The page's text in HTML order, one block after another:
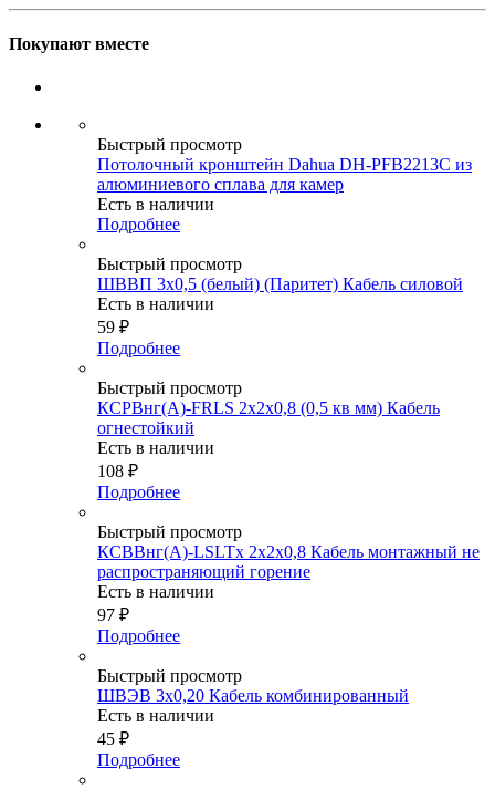
Покупают вместе
Быстрый просмотр
Потолочный кронштейн Dahua DH-PFB2213C из
алюминиевого сплава для камер
Есть в наличии
Подробнее
Быстрый просмотр
ШВВП 3х0,5 (белый) (Паритет) Кабель силовой
Есть в наличии
59 ₽
Подробнее
Быстрый просмотр
КСРВнг(А)-FRLS 2х2х0,8 (0,5 кв мм) Кабель
огнестойкий
Есть в наличии
108 ₽
Подробнее
Быстрый просмотр
КСВВнг(А)-LSLTx 2х2х0,8 Кабель монтажный не
распространяющий горение
Есть в наличии
97 ₽
Подробнее
Быстрый просмотр
ШВЭВ 3х0,20 Кабель комбинированный
Есть в наличии
45 ₽
Подробнее